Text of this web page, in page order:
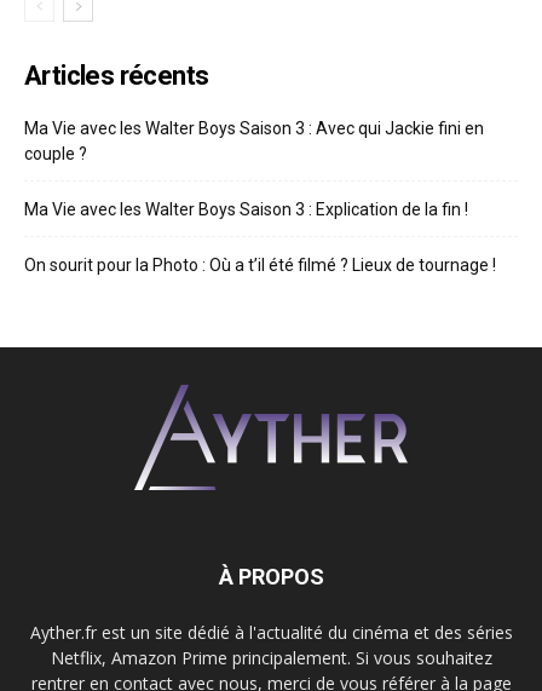
Articles récents
Ma Vie avec les Walter Boys Saison 3 : Avec qui Jackie fini en
couple ?
Ma Vie avec les Walter Boys Saison 3 : Explication de la fin !
On sourit pour la Photo : Où a t’il été filmé ? Lieux de tournage !
À PROPOS
Ayther.fr est un site dédié à l'actualité du cinéma et des séries
Netflix, Amazon Prime principalement. Si vous souhaitez
rentrer en contact avec nous, merci de vous référer à la page